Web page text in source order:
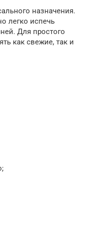
назначения.
легко испечь
Для простого
как свежие, так и